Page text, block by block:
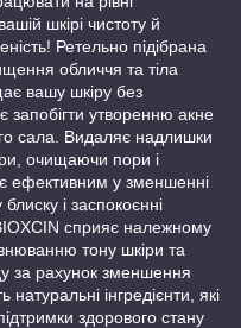
шкірі чистоту й
Ретельно підібрана
обличчя та тіла
вашу шкіру без
утворенню акне
сала. Видаляє надлишки
очищаючи пори і
є ефективним у зменшенні
і заспокоєнні
сприяє належному
тону шкіри та
за рахунок зменшення
натуральні інгредієнти, які
здорового стану